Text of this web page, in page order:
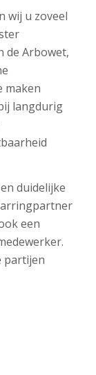
wij u zoveel
de Arbowet,
maken
langdurig
duidelijke
een
partijen